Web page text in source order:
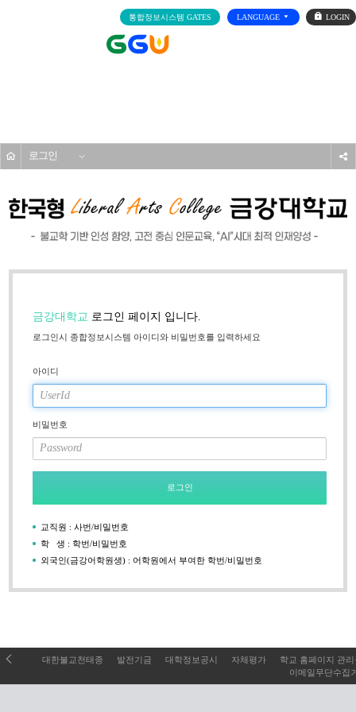
통합정보시스템 GATES LANGUAGE
로
그
로그인
금강대학교 로그인 페이지 입니다.
로그인시 종합정보시스템 아이디와 비밀번호를 입력하세요
아이디
비밀번호
로그인
교직원 : 사번/비밀번호
학 생 : 학번/비밀번호
외국인(금강어학원생) : 어학원에서 부여한 학번/비밀번호
대한불교천태종 발전기금 대학정보공시 자체평가
학교 홈페이지 관
이메일무단수집